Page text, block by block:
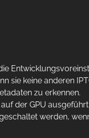
sie keine anderen
zu erkennen.
der GPU
werden,